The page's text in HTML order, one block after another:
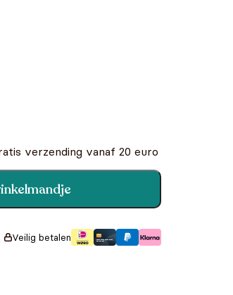
verzending vanaf 20 euro
Veilig betalen